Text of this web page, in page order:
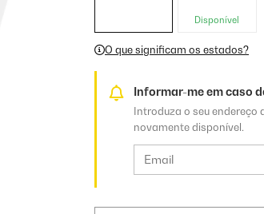
Disponível
O que significam os estados?
Informar-me em caso
Introduza o seu endereço
novamente disponível.